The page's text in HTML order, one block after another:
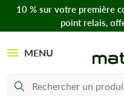
10 % sur votre première
point relais,
MENU